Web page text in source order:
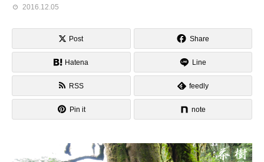
2016.12.05
Post Share
Hatena Line
RSS feedly
Pin it note